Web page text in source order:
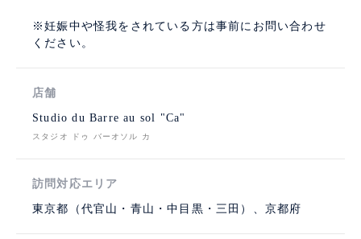
※妊娠中や怪我をされている方は事前にお問い合わせ
ください。
店舗
Studio du Barre au sol "Ca"
スタジオ ドゥ バーオソル カ
訪問対応エリア
東京都（代官山・青山・中目黒・三田）、京都府